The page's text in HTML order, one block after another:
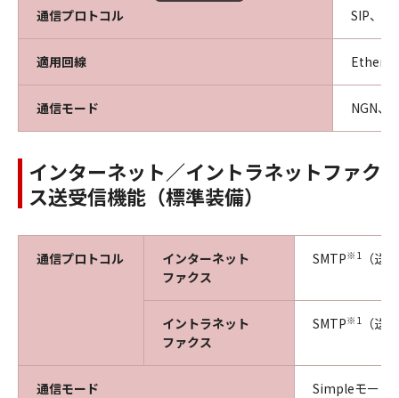
通信プロトコル SIP、
適用回線
通信モード NGN、
インターネット／イントラネットファク
ス送受信機能（標準装備）
通信プロトコル
インターネット
ファクス
SMTP※1 （送
イントラネット
ファクス
SMTP※1 （送
通信モード Simpleモード